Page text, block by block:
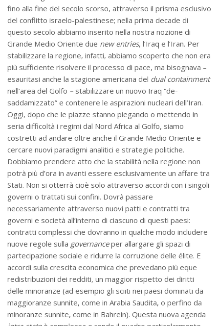
fino alla fine del secolo scorso, attraverso il prisma esclusivo
del conflitto israelo-palestinese; nella prima decade di
questo secolo abbiamo inserito nella nostra nozione di
Grande Medio Oriente due new entries, l’Iraq e l’Iran. Per
stabilizzare la regione, infatti, abbiamo scoperto che non era
più sufficiente risolvere il processo di pace, ma bisognava –
esauritasi anche la stagione americana del dual containment
nell’area del Golfo – stabilizzare un nuovo Iraq “de-
saddamizzato” e contenere le aspirazioni nucleari dell’Iran.
Oggi, dopo che le piazze stanno piegando o mettendo in
seria difficoltà i regimi dal Nord Africa al Golfo, siamo
costretti ad andare oltre anche il Grande Medio Oriente e
cercare nuovi paradigmi analitici e strategie politiche.
Dobbiamo prendere atto che la stabilità nella regione non
potrà più d’ora in avanti essere esclusivamente un affare tra
Stati. Non si otterrà cioè solo attraverso accordi con i singoli
governi o trattati sui confini. Dovrà passare
necessariamente attraverso nuovi patti e contratti tra
governi e società all’interno di ciascuno di questi paesi:
contratti complessi che dovranno in qualche modo includere
nuove regole sulla governanceper allargare gli spazi di
partecipazione sociale e ridurre la corruzione delle élite. E
accordi sulla crescita economica che prevedano più eque
redistribuzioni dei redditi, un maggior rispetto dei diritti
delle minoranze (ad esempio gli sciiti nei paesi dominati da
maggioranze sunnite, come in Arabia Saudita, o perfino da
minoranze sunnite, come in Bahrein). Questa nuova agenda